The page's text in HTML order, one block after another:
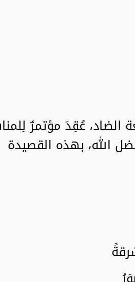
الضاد، عُقِدَ مؤتمرٌ
الله، بهذه القصيدة